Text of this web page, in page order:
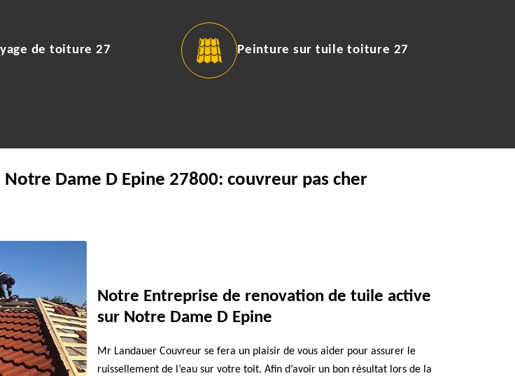
de toiture 27 Peinture sur tuile toiture 27
Dame D Epine 27800: couvreur pas cher
Notre Entreprise de renovation de tuile active
sur Notre Dame D Epine
Mr Landauer Couvreur se fera un plaisir de vous aider pour assurer le
ruissellement de l’eau sur votre toit. Afin d’avoir un bon résultat lors de la